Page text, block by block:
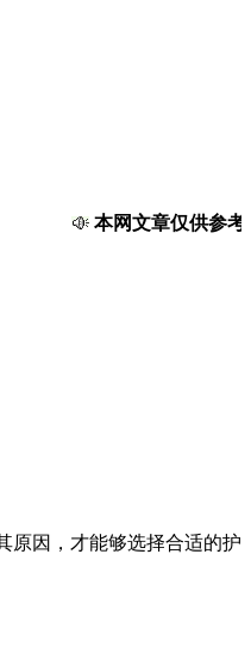
本网文章仅供参考
原因，才能够选择合适的护